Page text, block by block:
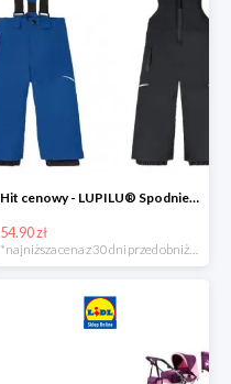
Hit cenowy - LUPILU® Spodnie narciarskie chłopięce
54.90 zł